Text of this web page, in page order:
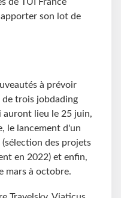
de TUI France
son lot de
à prévoir
trois jobdading
auront lieu le 25 juin,
le lancement d'un
des projets
en 2022) et enfin,
mars à octobre.